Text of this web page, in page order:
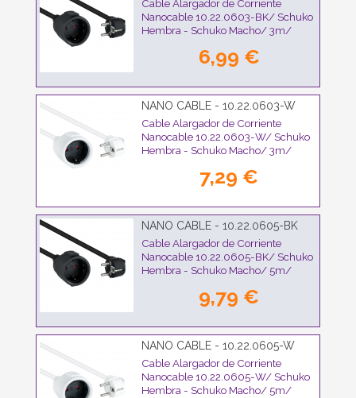
Cable Alargador de Corriente
Nanocable 10.22.0603-BK/ Schuko
Hembra - Schuko Macho/ 3m/
6,99 €
NANO CABLE - 10.22.0603-W
Cable Alargador de Corriente
Nanocable 10.22.0603-W/ Schuko
Hembra - Schuko Macho/ 3m/
7,29 €
NANO CABLE - 10.22.0605-BK
Cable Alargador de Corriente
Nanocable 10.22.0605-BK/ Schuko
Hembra - Schuko Macho/ 5m/
9,79 €
NANO CABLE - 10.22.0605-W
Cable Alargador de Corriente
Nanocable 10.22.0605-W/ Schuko
Hembra - Schuko Macho/ 5m/